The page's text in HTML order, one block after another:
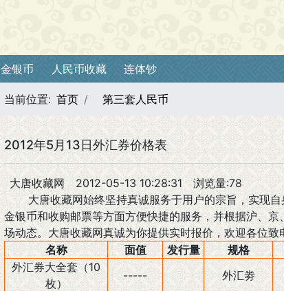
金银币 人民币收藏 连体钞
当前位置: 首页 第三套人民币
2012年5月13日外汇券价格表
大唐收藏网 2012-05-13 10:28:31
浏览量:78
大唐收藏网始终坚持真诚服务于用户的宗旨，实现自
金银币和收购邮票等方面方便快捷的服务，并根据沪、
场动态。大唐收藏网真诚为你提供实时报价，欢迎各位致
名称
面值 发行量 规格
外汇券大全套（10
枚）
----- 外汇劵